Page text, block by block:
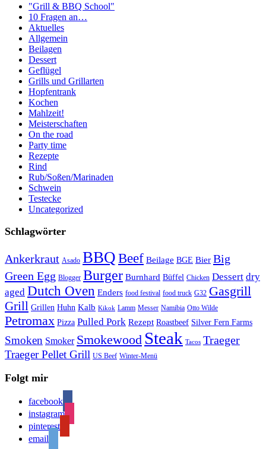
"Grill & BBQ School"
10 Fragen an…
Aktuelles
Allgemein
Beilagen
Dessert
Geflügel
Grills und Grillarten
Hopfentrank
Kochen
Mahlzeit!
Meisterschaften
On the road
Party time
Rezepte
Rind
Rub/Soßen/Marinaden
Schwein
Testecke
Uncategorized
Schlagwörter
Ankerkraut Asado BBQBeef Beilage BGE Bier Big
Green Egg Blogger Burger Burnhard Büffel Chicken Dessert dry
aged Dutch Oven Enders food festival food truck G32 Gasgrill
Grill Grillen Huhn Kalb Kikok Lamm Messer Namibia Otto Wilde
Petromax Pizza Pulled Pork Rezept Roastbeef Silver Fern Farms
Smoken Smoker Smokewood Steak Tacos Traeger
Traeger Pellet Grill US Beef Winter-Menü
Folgt mir
facebook
instagram
pinterest
email